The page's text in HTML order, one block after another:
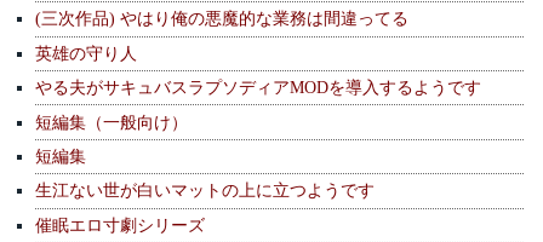
(三次作品) やはり俺の悪魔的な業務は間違ってる
英雄の守り人
やる夫がサキュバスラプソディアMODを導入するようです
短編集（一般向け）
短編集
生江ない世が白いマットの上に立つようです
催眠エロ寸劇シリーズ